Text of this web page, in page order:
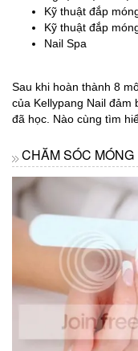
Kỹ thuật đắp
Kỹ thuật đắp
Nail Spa
Sau khi hoàn thành 8
của Kellypang Nail đảm
đã học. Nào cùng tìm
CHĂM SÓC MÓNG